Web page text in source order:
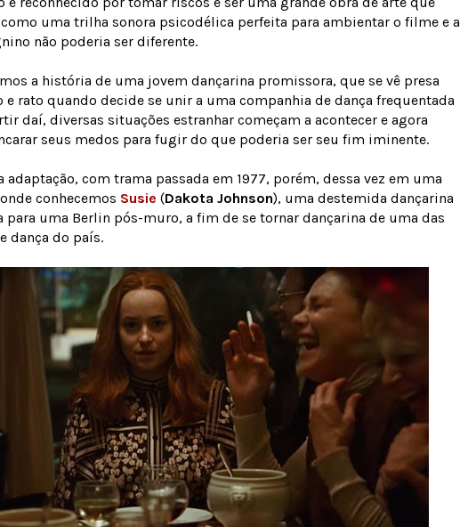
uma trilha sonora psicodélica perfeita para ambientar o filme e a
não poderia ser diferente.
a história de uma jovem dançarina promissora, que se vê presa
rato quando decide se unir a uma companhia de dança frequentada
daí, diversas situações estranhar começam a acontecer e agora
seus medos para fugir do que poderia ser seu fim iminente.
adaptação, com trama passada em 1977, porém, dessa vez em uma
conhecemos Susie (Dakota Johnson), uma destemida dançarina
para uma Berlin pós-muro, a fim de se tornar dançarina de uma das
dança do país.